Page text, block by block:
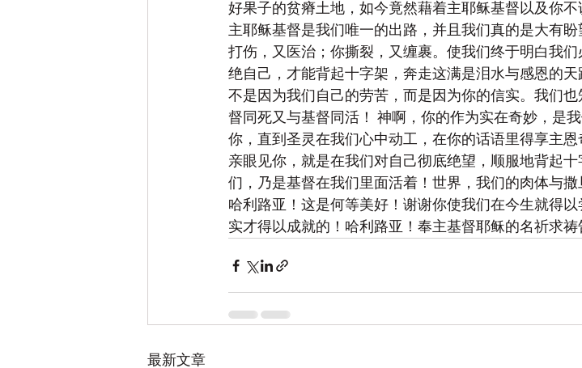
好果子的贫瘠土地，如今竟然藉着主耶稣基督以及你
主耶稣基督是我们唯一的出路，并且我们真的是大有
打伤，又医治；你撕裂，又缠裹。使我们终于明白我
绝自己，才能背起十字架，奔走这满是泪水与感恩的
不是因为我们自己的劳苦，而是因为你的信实。我们
督同死又与基督同活！ 神啊，你的作为实在奇妙，是
你，直到圣灵在我们心中动工，在你的话语里得享主
亲眼见你，就是在我们对自己彻底绝望，顺服地背起
们，乃是基督在我们里面活着！世界，我们的肉体与
哈利路亚！这是何等美好！谢谢你使我们在今生就得
实才得以成就的！哈利路亚！奉主基督耶稣的名祈求祷
最新文章